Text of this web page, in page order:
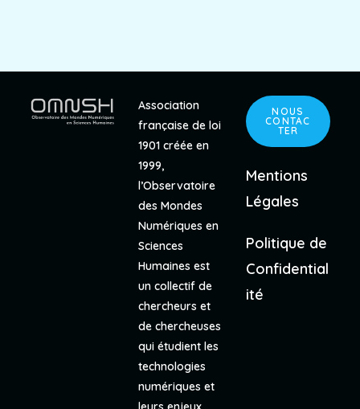
Association
française de loi
1901 créée en
1999,
l’Observatoire
des Mondes
Numériques en
Sciences
Humaines est
un collectif de
chercheurs et
de chercheuses
qui étudient les
technologies
numériques et
NOUS
CONTAC
TER
Mentions
Légales
Politique de
Confidential
ité